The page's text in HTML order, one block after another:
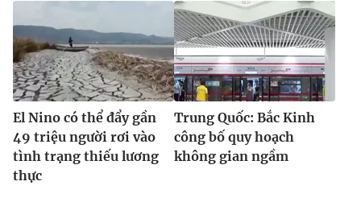
El Nino có thể đẩy gần
49 triệu người rơi vào
tình trạng thiếu lương
thực
Trung Quốc: Bắc Kinh
công bố quy hoạch
không gian ngầm